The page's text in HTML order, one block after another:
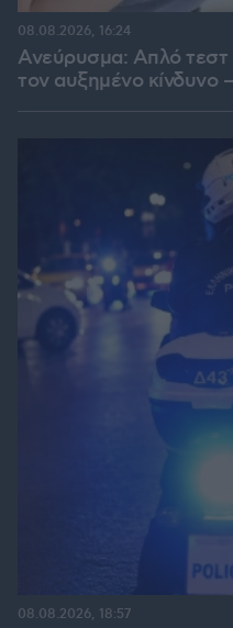
Ανεύρυσμα: Απλό τεστ
τον αυξημένο κίνδυνο
08.08.2026, 16:24
08.08.2026, 18:57